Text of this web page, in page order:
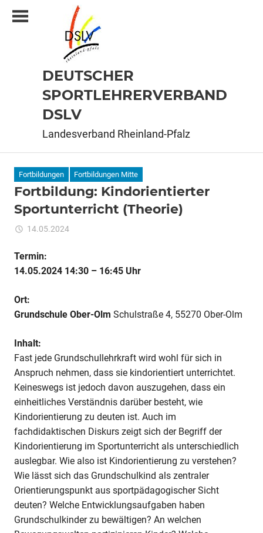
Inhalt
DEUTSCHER
SPORTLEHRERVERBAND
DSLV
Landesverband Rheinland-Pfalz
Fortbildungen Fortbildungen Mitte
Fortbildung: Kindorientierter
Sportunterricht (Theorie)
14.05.2024
Termin:
14.05.2024 14:30 – 16:45 Uhr
Ort:
Grundschule Ober-Olm Schulstraße 4, 55270 Ober-Olm
Inhalt:
Fast jede Grundschullehrkraft wird wohl für sich in
Anspruch nehmen, dass sie kindorientiert unterrichtet.
Keineswegs ist jedoch davon auszugehen, dass ein
einheitliches Verständnis darüber besteht, wie
Kindorientierung zu deuten ist. Auch im
fachdidaktischen Diskurs zeigt sich der Begriff der
Kindorientierung im Sportunterricht als unterschiedlich
auslegbar. Wie also ist Kindorientierung zu verstehen?
Wie lässt sich das Grundschulkind als zentraler
Orientierungspunkt aus sportpädagogischer Sicht
deuten? Welche Entwicklungsaufgaben haben
Grundschulkinder zu bewältigen? An welchen